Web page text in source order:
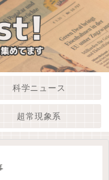
科学ニュース
超常現象系